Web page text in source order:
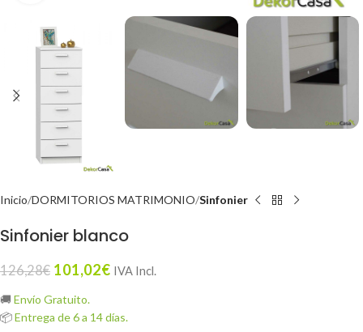
Inicio DORMITORIOS MATRIMONIO Sinfonier
Sinfonier blanco
126,28€ 101,02€ IVA Incl.
🚚 Envío Gratuito.
📦Entrega de 6 a 14 días.